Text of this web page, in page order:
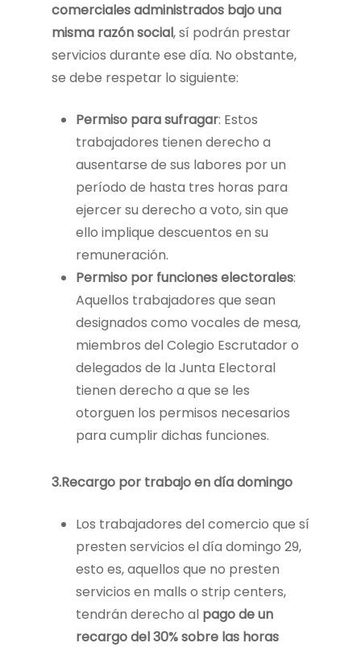
comerciales administrados bajo una
misma razón social, sí podrán prestar
servicios durante ese día. No obstante,
se debe respetar lo siguiente:
Permiso para sufragar: Estos
trabajadores tienen derecho a
ausentarse de sus labores por un
período de hasta tres horas para
ejercer su derecho a voto, sin que
ello implique descuentos en su
remuneración.
Permiso por funciones electorales:
Aquellos trabajadores que sean
designados como vocales de mesa,
miembros del Colegio Escrutador o
delegados de la Junta Electoral
tienen derecho a que se les
otorguen los permisos necesarios
para cumplir dichas funciones.
3.Recargo por trabajo en día domingo
Los trabajadores del comercio que sí
presten servicios el día domingo 29,
esto es, aquellos que no presten
servicios en malls o strip centers,
tendrán derecho al pago de un
recargo del 30% sobre las horas